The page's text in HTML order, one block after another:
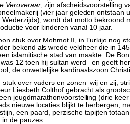
Veroveraar, zijn afscheidsvoorstelling
(vier jaar geleden ontstaan
Wederzijds), wordt dat motto bekroond
voor kinderen vanaf 10 jaar.
stuk over Mehmet II, in Turkije nog
bekend als wrede veldheer die in
islamitische stad van maakte. De
12 toen hij sultan werd– en geeft
de onwettelijke kardinaalszoon
stuk over vaders en zonen, wij en zij,
Liesbeth Colthof gebracht als
jeugdmarathonvoorstelling (drie
nieuwe locaties blijkt te herbergen,
een paard, perzische tapijten
in de pauzes.